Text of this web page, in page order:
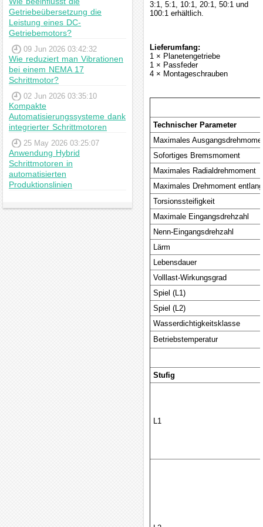
Getriebeübersetzung die
Leistung eines DC-
Getriebemotors?
09 Jun 2026 03:42:32
Wie reduziert man Vibrationen
bei einem NEMA 17
Schrittmotor?
02 Jun 2026 03:35:10
Kompakte
Automatisierungssysteme dank
integrierter Schrittmotoren
25 May 2026 03:25:07
Anwendung Hybrid
Schrittmotoren in
automatisierten
Produktionslinien
3:1, 5:1, 10:1, 20:1, 50:1 und
100:1 erhältlich.
Lieferumfang:
1 × Planetengetriebe
1 × Passfeder
4 × Montageschrauben
Technischer Parameter
Maximales
Sofortiges Bremsmoment
Maximales Radialdrehmoment
Maximales Drehmoment
Torsionssteifigkeit
Maximale Eingangsdrehzahl
Nenn-Eingangsdrehzahl
Lärm
Lebensdauer
Volllast-Wirkungsgrad
Spiel (L1)
Spiel (L2)
Wasserdichtigkeitsklasse
Betriebstemperatur
Stufig
L1